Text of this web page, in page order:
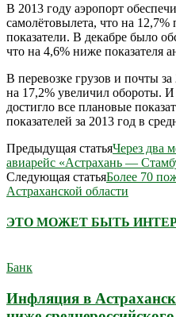
В 2013 году аэропорт
самолётовылета, что на
показатели. В декабре было
что на 4,6% ниже показателя
В перевозке грузов и почты
на 17,2% увеличил обороты.
достигло все плановые
показателей за 2013 год в
Предыдущая статьяЧерез два
авиарейс «Астрахань —
Следующая статьяБолее 70
Астраханской области
ЭТО МОЖЕТ БЫТЬ
Банк
Инфляция в